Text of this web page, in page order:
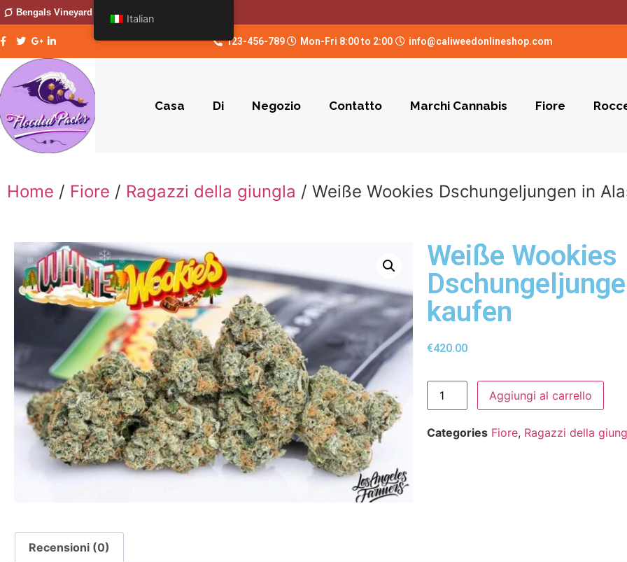
Bengals Vineyard
123-456-789 Mon-Fri 8:00 to 2:00 info@caliweedonlineshop.com
Casa Di Negozio Contatto Marchi Cannabis Fiore
Home / Fiore / Ragazzi della giungla / Weiße Wookies Dschungeljungen in
Weiße Wookies
kaufen
€420.00
Aggiungi al carrello
Categories Fiore, Ragazzi della
Recensioni (0)
Italian